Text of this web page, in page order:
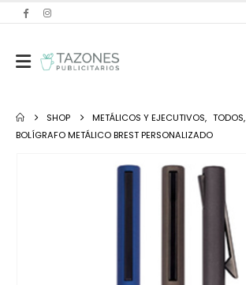
SHOP METÁLICOS Y EJECUTIVOS, TODOS,
BOLÍGRAFO METÁLICO BREST PERSONALIZADO